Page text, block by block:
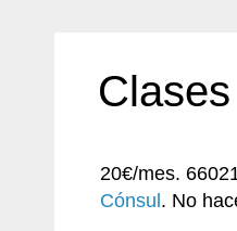
20€/mes.
Cónsul . No